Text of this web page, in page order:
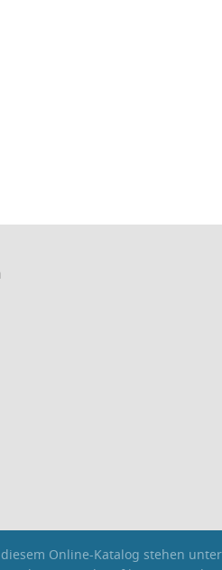
Online-Katalog stehen unter